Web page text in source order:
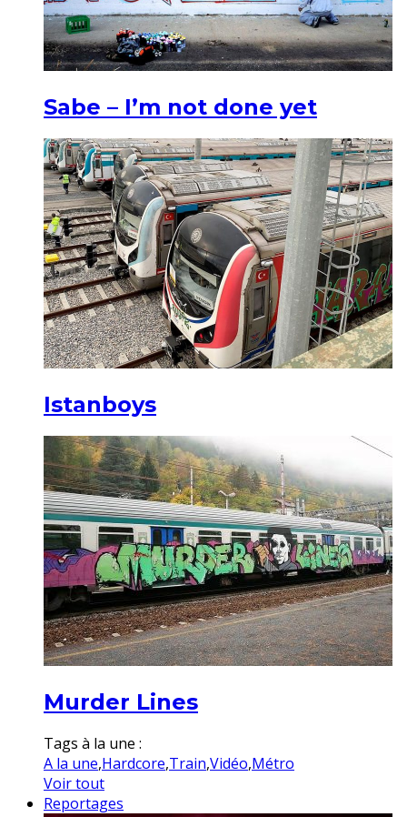
Sabe – I’m not done yet
Istanboys
Murder Lines
Tags à la une :
A la une,Hardcore,Train,Vidéo,Métro
Voir tout
Reportages